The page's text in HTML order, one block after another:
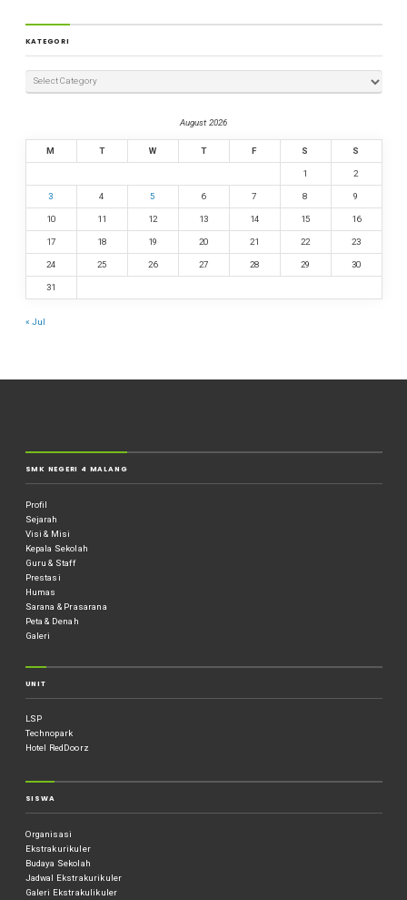
KATEGORI
August 2026
M T W T F S S
1 2
3 4 5 6 7 8 9
10 11 12 13 14 15 16
17 18 19 20 21 22 23
24 25 26 27 28 29 30
31
« Jul
SMK NEGERI 4 MALANG
Profil
Sejarah
Visi & Misi
Kepala Sekolah
Guru & Staff
Prestasi
Humas
Sarana & Prasarana
Peta & Denah
Galeri
UNIT
LSP
Technopark
Hotel RedDoorz
SISWA
Organisasi
Ekstrakurikuler
Budaya Sekolah
Jadwal Ekstrakurikuler
Galeri Ekstrakulikuler